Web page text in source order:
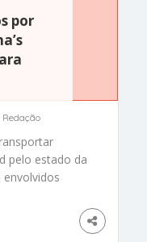
por
Redação
pelo estado da
envolvidos
estão
a